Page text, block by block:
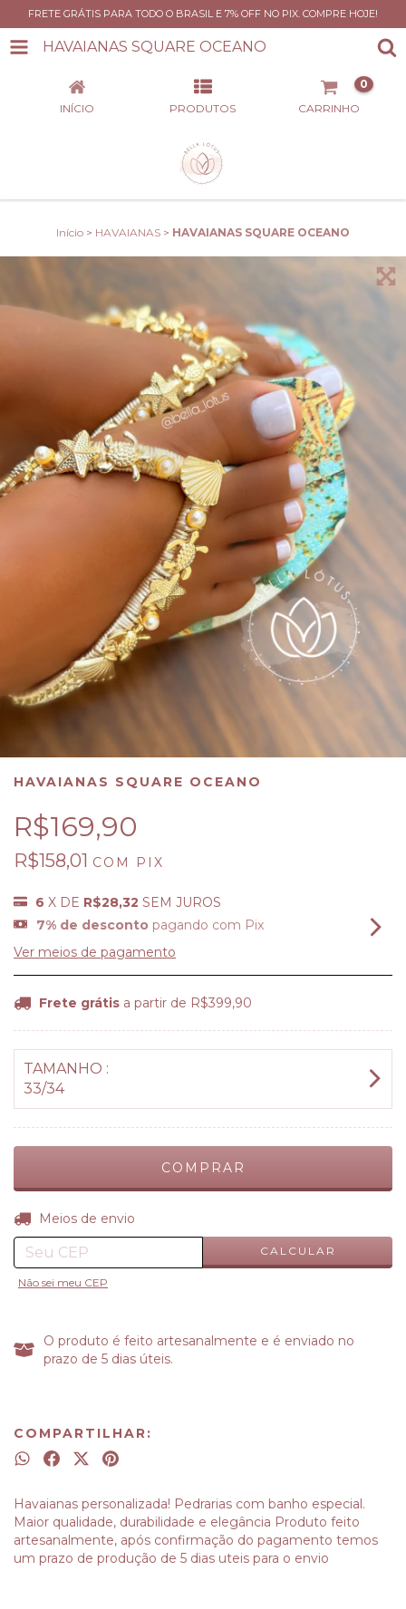
FRETE GRÁTIS PARA TODO O BRASIL E 7% OFF NO PIX. COMPRE HOJE!
HAVAIANAS SQUARE OCEANO
INÍCIO PRODUTOS CARRINHO
0
Início > HAVAIANAS > HAVAIANAS SQUARE OCEANO
HAVAIANAS SQUARE OCEANO
R$169,90
R$158,01 COM PIX
6 X DE R$28,32 SEM JUROS
7% de desconto pagando com Pix
Ver meios de pagamento
Frete grátis a partir de R$399,90
TAMANHO :
33/34
Entregas para o CEP:
Meios de envio
CALCULAR
Não sei meu CEP
O produto é feito artesanalmente e é enviado no
prazo de 5 dias úteis.
COMPARTILHAR:
Havaianas personalizada! Pedrarias com banho especial.
Maior qualidade, durabilidade e elegância Produto feito
artesanalmente, após confirmação do pagamento temos
um prazo de produção de 5 dias uteis para o envio